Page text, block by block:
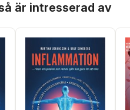
är intresserad av